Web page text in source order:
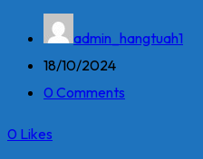
admin_hangtuah1
18/10/2024
0 Comments
0 Likes